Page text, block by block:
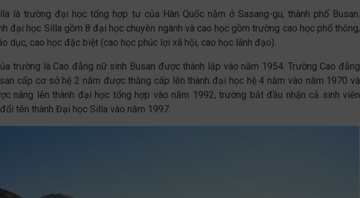
là trường đại học tổng hợp tư của Hàn Quốc nằm ở Sasang-gu, thành phố Busan.
đại học Silla gồm 8 đại học chuyên ngành và cao học gồm trường cao học phổ thông,
dục, cao học đặc biệt (cao học phúc lợi xã hội, cao học lãnh đạo).
trường là Cao đẳng nữ sinh Busan được thành lập vào năm 1954. Trường Cao đẳng
cấp cơ sở hệ 2 năm được thăng cấp lên thành đại học hệ 4 năm vào năm 1970 và
nâng lên thành đại học tổng hợp vào năm 1992, trường bắt đầu nhận cả sinh viên
tên thành Đại học Silla vào năm 1997.